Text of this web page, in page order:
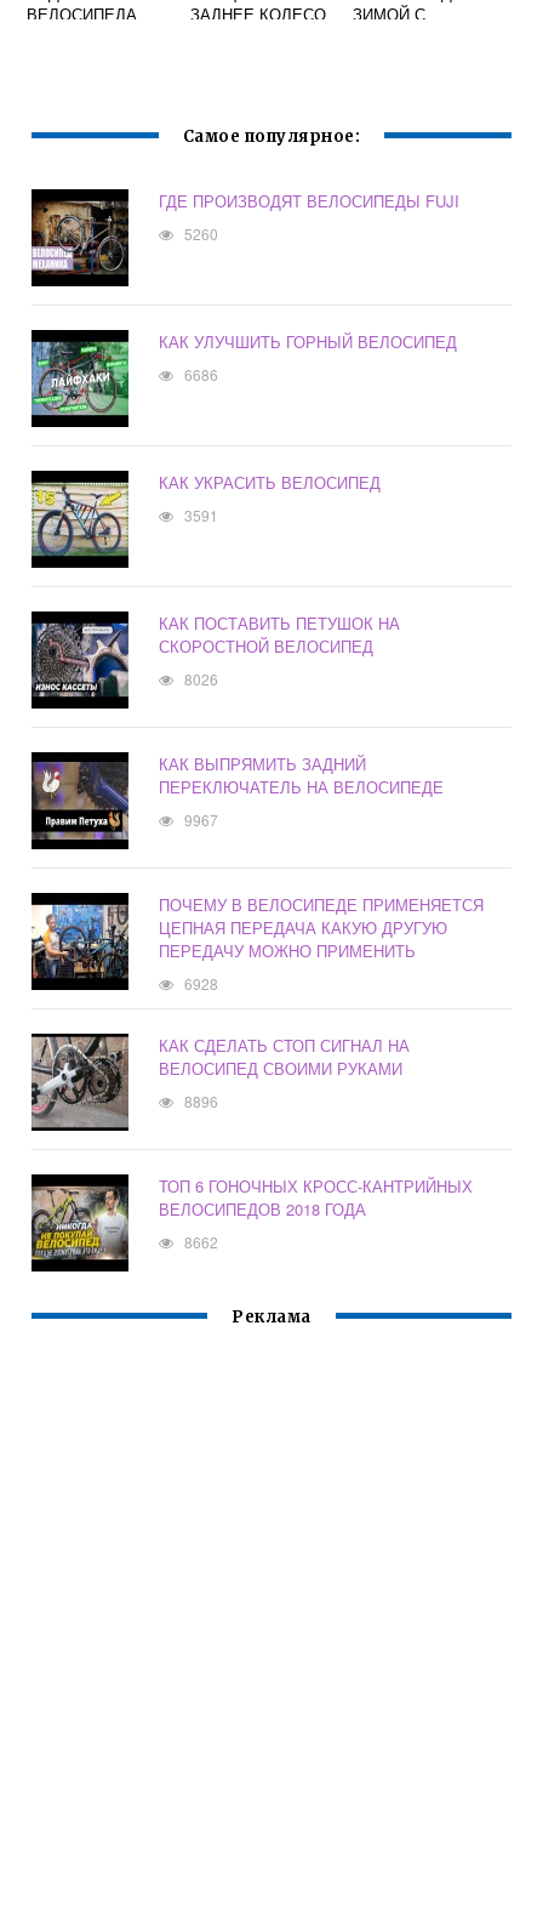
ВЕЛОСИПЕДА
ЗАДНЕЕ КОЛЕСО
ЗИМОЙ С
Самое популярное:
ГДЕ ПРОИЗВОДЯТ ВЕЛОСИПЕДЫ FUJI
5260
КАК УЛУЧШИТЬ ГОРНЫЙ ВЕЛОСИПЕД
6686
КАК УКРАСИТЬ ВЕЛОСИПЕД
3591
КАК ПОСТАВИТЬ ПЕТУШОК НА
СКОРОСТНОЙ ВЕЛОСИПЕД
8026
КАК ВЫПРЯМИТЬ ЗАДНИЙ
ПЕРЕКЛЮЧАТЕЛЬ НА ВЕЛОСИПЕДЕ
9967
ПОЧЕМУ В ВЕЛОСИПЕДЕ ПРИМЕНЯЕТСЯ
ЦЕПНАЯ ПЕРЕДАЧА КАКУЮ ДРУГУЮ
ПЕРЕДАЧУ МОЖНО ПРИМЕНИТЬ
6928
КАК СДЕЛАТЬ СТОП СИГНАЛ НА
ВЕЛОСИПЕД СВОИМИ РУКАМИ
8896
ТОП 6 ГОНОЧНЫХ КРОСС-КАНТРИЙНЫХ
ВЕЛОСИПЕДОВ 2018 ГОДА
8662
Реклама